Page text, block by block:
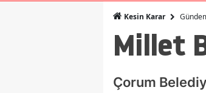
Kesin Karar
Millet
Çorum